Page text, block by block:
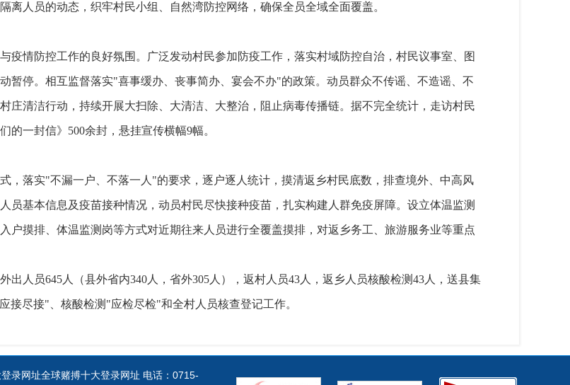
离人员的动态，织牢村民小组、自然湾防控网络，确保全员全域全面覆盖。
疫情防控工作的良好氛围。广泛发动村民参加防疫工作，落实村域防控自治，村民议事室、图
暂停。相互监督落实"喜事缓办、丧事简办、宴会不办"的政策。动员群众不传谣、不造谣、不
庄清洁行动，持续开展大扫除、大清洁、大整治，阻止病毒传播链。据不完全统计，走访村民
的一封信》500余封，悬挂宣传横幅9幅。
，落实"不漏一户、不落一人"的要求，逐户逐人统计，摸清返乡村民底数，排查境外、中高风
员基本信息及疫苗接种情况，动员村民尽快接种疫苗，扎实构建人群免疫屏障。设立体温监测
户摸排、体温监测岗等方式对近期往来人员进行全覆盖摸排，对返乡务工、旅游服务业等重点
出人员645人（县外省内340人，省外305人），返村人员43人，返乡人员核酸检测43人，送县集
接尽接"、核酸检测"应检尽检"和全村人员核查登记工作。
录网址全球赌搏十大登录网址 电话：0715-